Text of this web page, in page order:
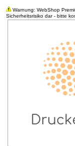
Warnung: WebShop
Sicherheitsrisiko dar - bitte